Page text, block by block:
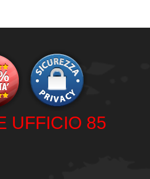
UFFICIO 85